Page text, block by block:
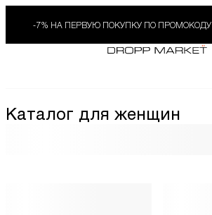
-7% НА ПЕРВУЮ ПОКУПКУ ПО ПРОМОКОДУ
Каталог для женщин